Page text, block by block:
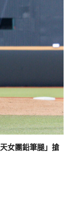
女團鉛筆腿」搶